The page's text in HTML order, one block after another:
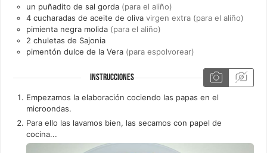
un puñadito de sal gorda (para el aliño)
4 cucharadas de aceite de oliva virgen extra (para el aliño)
pimienta negra molida (para el aliño)
2 chuletas de Sajonia
pimentón dulce de la Vera (para espolvorear)
INSTRUCCIONES
Empezamos la elaboración cociendo las papas en el
microondas.
Para ello las lavamos bien, las secamos con papel de
cocina...